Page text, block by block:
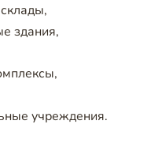
здания,
учреждения.